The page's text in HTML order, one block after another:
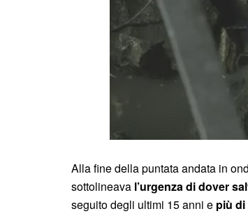
Alla fine della puntata andata in
sottolineava l’urgenza di dover
seguito degli ultimi 15 anni e più